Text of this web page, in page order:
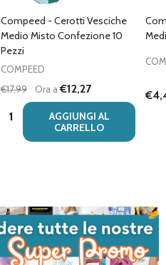
Compeed - Cerotti Vesciche
Medio Misto Confezione 10
Pezzi
COMPEED
€17,99
Ora a€12,27
Quantità:
AGGIUNGI AL
CARRELLO